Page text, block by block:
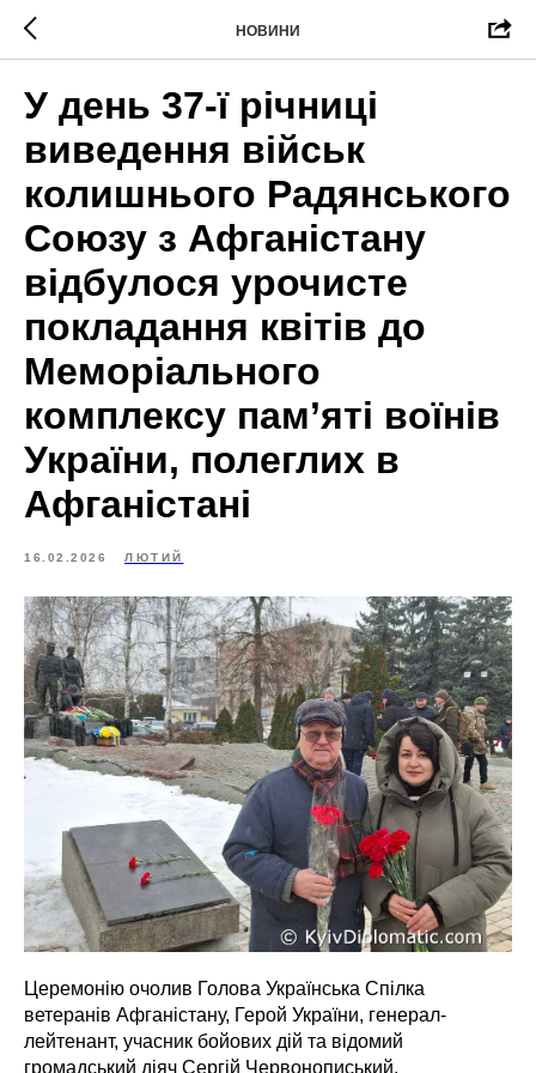
НОВИНИ
У день 37-ї річниці
виведення військ
колишнього Радянського
Союзу з Афганістану
відбулося урочисте
покладання квітів до
Меморіального
комплексу пам’яті воїнів
України, полеглих в
Афганістані
16.02.2026 ЛЮТИЙ
Церемонію очолив Голова Українська Спілка
ветеранів Афганістану, Герой України, генерал-
лейтенант, учасник бойових дій та відомий
громадський діяч Сергій Червонописький.